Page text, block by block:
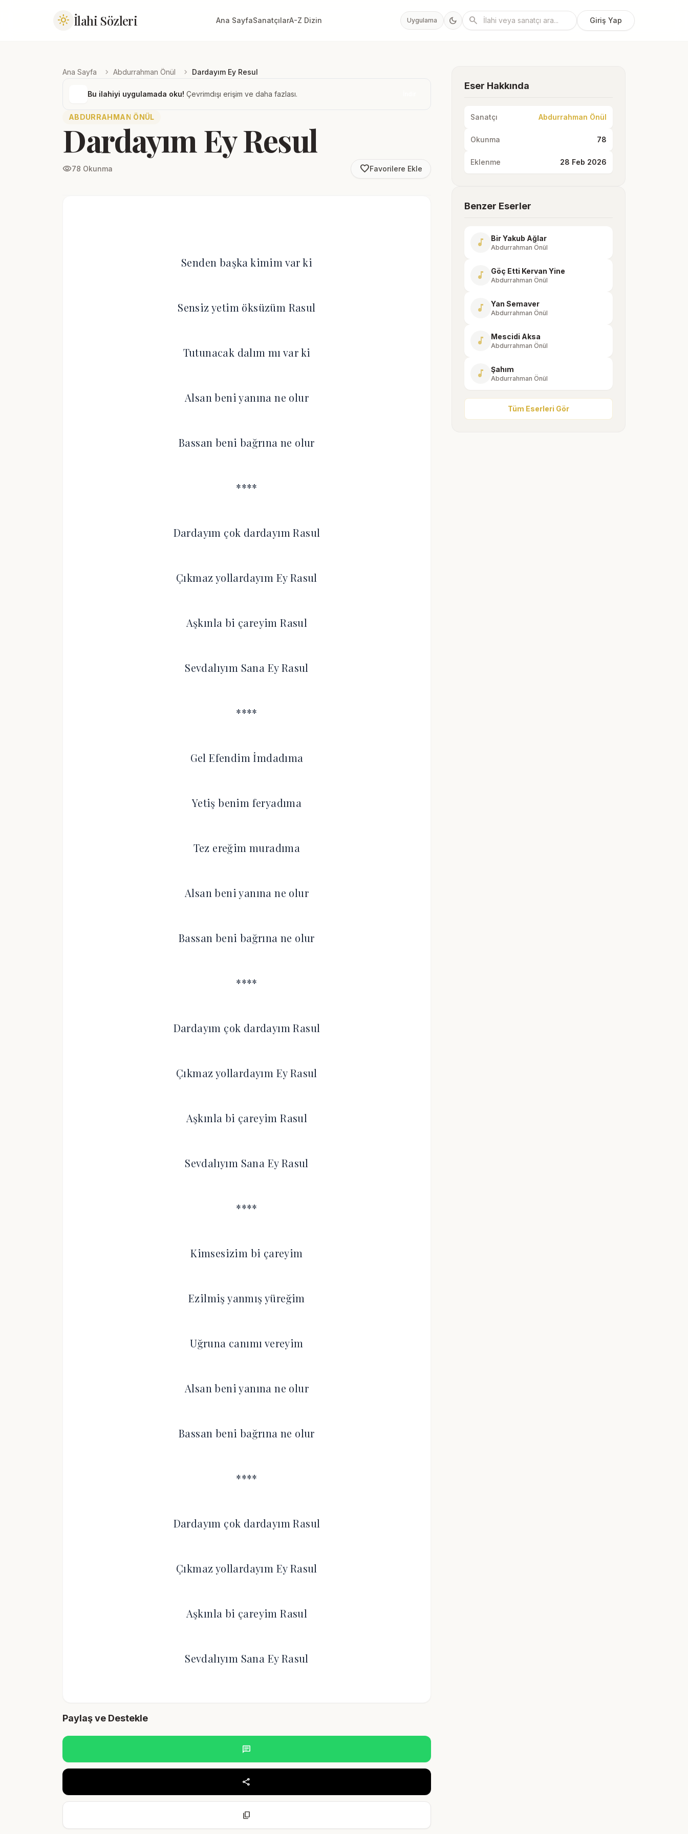
light_mode İlahi Sözleri Ana SayfaSanatçılarA-Z Dizin Uygulama dark_mode search Giriş Yap
Ana Sayfa chevron_right Abdurrahman Önül chevron_right Dardayım Ey Resul
Bu ilahiyi uygulamada oku! Çevrimdışı erişim ve daha fazlası.
ABDURRAHMAN ÖNÜL
Dardayım Ey Resul
visibility78 Okunma favorite_borderFavorilere Ekle
Senden başka kimim var ki
Sensiz yetim öksüzüm Rasul
Tutunacak dalım mı var ki
Alsan beni yanına ne olur
Bassan beni bağrına ne olur
****
Dardayım çok dardayım Rasul
Çıkmaz yollardayım Ey Rasul
Aşkınla bi çareyim Rasul
Sevdalıyım Sana Ey Rasul
****
Gel Efendim İmdadıma
Yetiş benim feryadıma
Tez ereğim muradıma
Alsan beni yanına ne olur
Bassan beni bağrına ne olur
****
Dardayım çok dardayım Rasul
Çıkmaz yollardayım Ey Rasul
Aşkınla bi çareyim Rasul
Sevdalıyım Sana Ey Rasul
****
Kimsesizim bi çareyim
Ezilmiş yanmış yüreğim
Uğruna canımı vereyim
Alsan beni yanına ne olur
Bassan beni bağrına ne olur
****
Dardayım çok dardayım Rasul
Çıkmaz yollardayım Ey Rasul
Aşkınla bi çareyim Rasul
Sevdalıyım Sana Ey Rasul
Paylaş ve Destekle
chat
share
content_copy
Eser Hakkında
Sanatçı Abdurrahman Önül
Okunma 78
Eklenme 28 Feb 2026
Benzer Eserler
music_note Bir Yakub Ağlar
Abdurrahman Önül
music_note Göç Etti Kervan Yine
Abdurrahman Önül
music_note Yan Semaver
Abdurrahman Önül
music_note Mescidi Aksa
Abdurrahman Önül
music_note Şahım
Abdurrahman Önül
Tüm Eserleri Gör